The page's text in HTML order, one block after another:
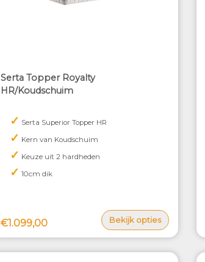
Serta Topper Royalty
HR/Koudschuim
✓ Serta Superior Topper HR
✓ Kern van Koudschuim
✓ Keuze uit 2 hardheden
✓ 10cm dik
€1.099,00 Bekijk opties